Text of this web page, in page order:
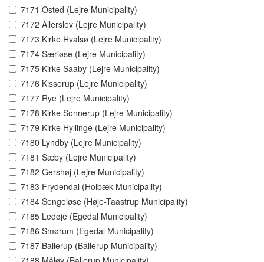
7171 Osted (Lejre Municipality)
7172 Allerslev (Lejre Municipality)
7173 Kirke Hvalsø (Lejre Municipality)
7174 Særløse (Lejre Municipality)
7175 Kirke Saaby (Lejre Municipality)
7176 Kisserup (Lejre Municipality)
7177 Rye (Lejre Municipality)
7178 Kirke Sonnerup (Lejre Municipality)
7179 Kirke Hyllinge (Lejre Municipality)
7180 Lyndby (Lejre Municipality)
7181 Sæby (Lejre Municipality)
7182 Gershøj (Lejre Municipality)
7183 Frydendal (Holbæk Municipality)
7184 Sengeløse (Høje-Taastrup Municipality)
7185 Ledøje (Egedal Municipality)
7186 Smørum (Egedal Municipality)
7187 Ballerup (Ballerup Municipality)